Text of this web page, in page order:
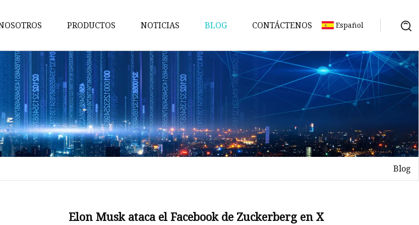
PRODUCTOS
Maquina de pruebas
Máquina de embalaje
Maquina de cortar
Máquina bronceadora
Perforadora
Máquina transportadora
Máquina de libros para niños
NOTICIAS BLOG CONTÁCTENOS Español
Blog
Elon Musk ataca el Facebook de Zuckerberg en X